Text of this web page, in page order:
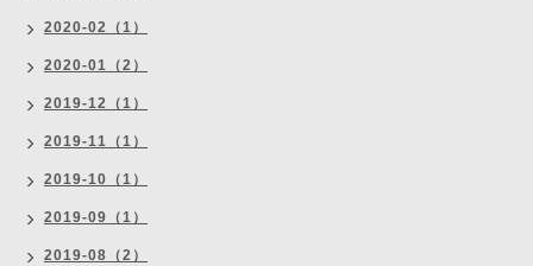
2020-02（1）
2020-01（2）
2019-12（1）
2019-11（1）
2019-10（1）
2019-09（1）
2019-08（2）